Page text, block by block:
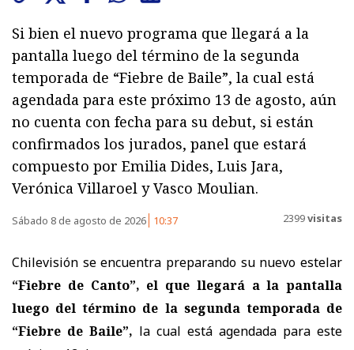
Si bien el nuevo programa que llegará a la
pantalla luego del término de la segunda
temporada de “Fiebre de Baile”, la cual está
agendada para este próximo 13 de agosto, aún
no cuenta con fecha para su debut, si están
confirmados los jurados, panel que estará
compuesto por Emilia Dides, Luis Jara,
Verónica Villaroel y Vasco Moulian.
Sábado 8 de agosto de 2026 10:37 2399visitas
Chilevisión se encuentra preparando su nuevo estelar
“Fiebre de Canto”, el que llegará a la pantalla
luego del término de la segunda temporada de
“Fiebre de Baile”, la cual está agendada para este